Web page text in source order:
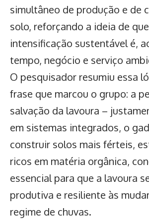
simultâneo de produção e de
solo, reforçando a ideia de que
intensificação sustentável é,
tempo, negócio e serviço
O pesquisador resumiu essa
frase que marcou o grupo: a
salvação da lavoura –
em sistemas integrados, o
construir solos mais férteis,
ricos em matéria orgânica,
essencial para que a lavoura
produtiva e resiliente às
regime de chuvas.